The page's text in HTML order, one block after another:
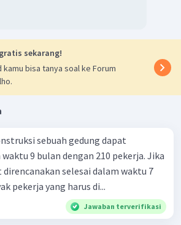
sekarang!
kamu bisa tanya soal ke Forum
sebuah gedung dapat
9 bulan dengan 210 pekerja. Jika
selesai dalam waktu 7
pekerja yang harus di...
Jawaban terverifikasi